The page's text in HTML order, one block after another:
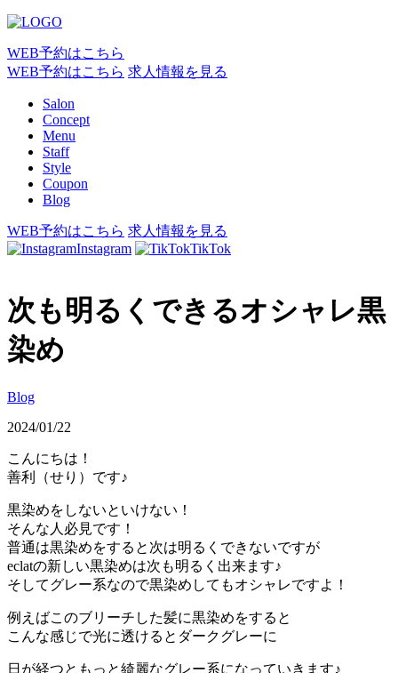
WEB予約はこちら
WEB予約はこちら 求人情報を見る
Salon
Concept
Menu
Staff
Style
Coupon
Blog
WEB予約はこちら 求人情報を見る
Instagram
TikTok
次も明るくできるオシャレ黒
染め
Blog
2024/01/22
こんにちは！
善利（せり）です♪
黒染めをしないといけない！
そんな人必見です！
普通は黒染めをすると次は明るくできないですが
eclatの新しい黒染めは次も明るく出来ます♪
そしてグレー系なので黒染めしてもオシャレですよ！
例えばこのブリーチした髪に黒染めをすると
こんな感じで光に透けるとダークグレーに
日が経つともっと綺麗なグレー系になっていきます♪